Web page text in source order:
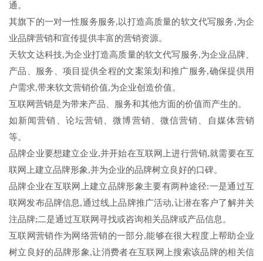
通。
其旗下的一对一性服务服务,以打造高质量的软文代写服务,为企
业品牌营销和宣传提供丰富的营销资源。
天软文达科技,为企业打造高质量的软文代写服务,为企业品牌、
产品、服务、项目提供全程的文案策划和推广服务,确保提供用
户需求,带来软文营销价值,为企业创造价值。
互联网营销是为带来产品、服务和其他方面的价值而产生的。
如新闻营销、论坛营销、微博营销、微信营销、自媒体营销
等。
品牌企业要想建立企业,并开始在互联网上进行营销,就需要在互
联网上建立品牌形象,并为企业的品牌树立良好的口碑。
品牌企业在互联网上建立品牌形象主要有两种途径:一是通过互
联网发布品牌信息,通过线上品牌推广活动,让潜在客户了解并关
注品牌;二是通过互联网寻找或咨询相关品牌或产品信息。
互联网营销作为网络营销的一部分,能够在很大程度上帮助企业
树立良好的品牌形象,让消费者在互联网上搜索该品牌的相关信